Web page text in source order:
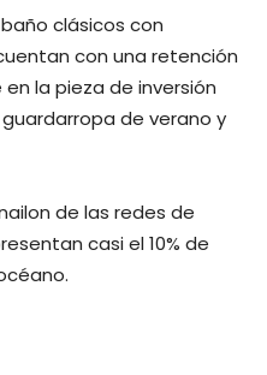
clásicos con
con una retención
la pieza de inversión
de verano y
de las redes de
casi el 10% de